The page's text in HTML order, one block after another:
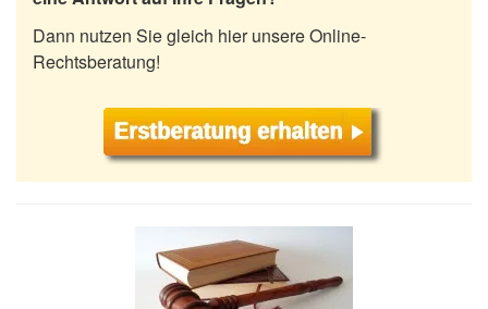
Dann nutzen Sie gleich hier unsere Online-
Rechtsberatung!